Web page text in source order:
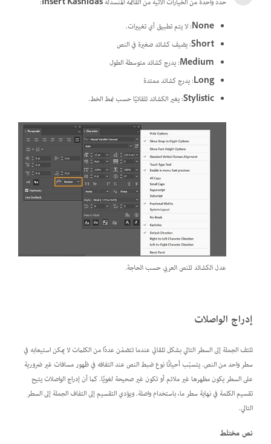
None: لا يتم تطبيق أي تغييرات.
Short: يضيف كشائد صغيرة في النص
Medium: يدرج كشائد متوسطة الطول
Long: يدرج كشائد ممتدة
Stylistic: يغير الكشائد تلقائيًا حسب نمط الخط.
عدل الكشائد للنص العربي حسب الحاجة.
إدراج الواصلات
تلتف الجملة إلى السطر التالي بشكل تلقائي عندما تتضمّن عددًا من الكلمات لا يمكن استيعابه في
سطر واحد من النص. يتسبّب أحيانًا نوع ضبط النص عند التفافه في ظهور مسافات غير ضرورية
على السطر يكون مظهرها غير ملائم أو تكون غير صحيحة لغويًا. كما أن إدراج الواصلات يتيح
تقسيم الكلمة في نهاية سطر ما، باستخدام واصلة. ويؤدي التقسيم إلى التفاف الجملة إلى السطر
التالي.
نص مختلط